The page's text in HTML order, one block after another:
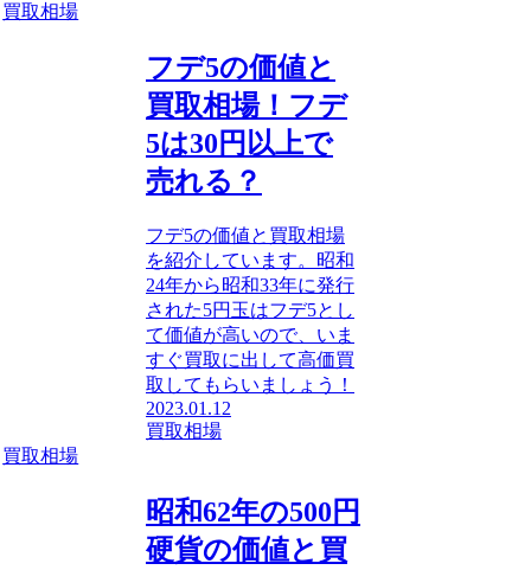
買取相場
フデ5の価値と
買取相場！フデ
5は30円以上で
売れる？
フデ5の価値と買取相場
を紹介しています。昭和
24年から昭和33年に発行
された5円玉はフデ5とし
て価値が高いので、いま
すぐ買取に出して高価買
取してもらいましょう！
2023.01.12
買取相場
買取相場
昭和62年の500円
硬貨の価値と買